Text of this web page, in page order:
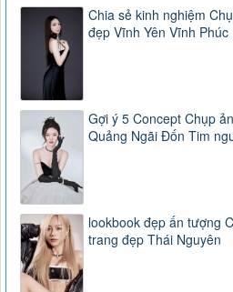
Chia sẻ kinh nghiệm
đẹp Vĩnh Yên Vĩnh Phúc
Gợi ý 5 Concept Chụp
Quảng Ngãi Đốn Tim
lookbook đẹp ấn tượng
trang đẹp Thái Nguyên